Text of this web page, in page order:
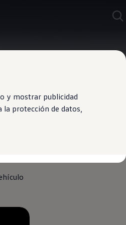
y mostrar publicidad
la protección de datos,